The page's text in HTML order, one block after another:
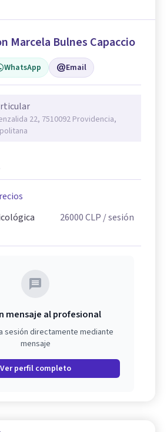
Marcela Bulnes Capaccio
WhatsApp Email
22, 7510092 Providencia,
26000CLP / sesión
mensaje al profesional
sesión directamente mediante
mensaje
Ver perfil completo